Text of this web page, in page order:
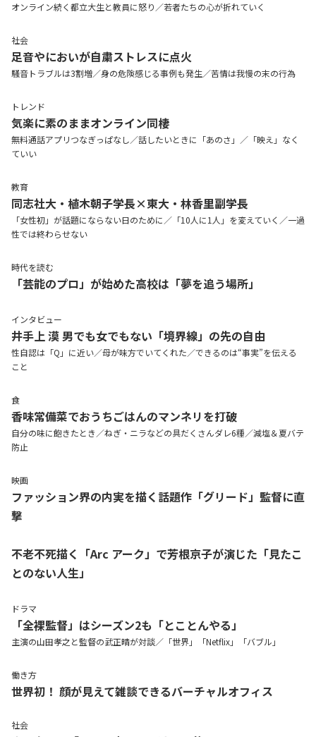
オンライン続く都立大生と教員に怒り／若者たちの心が折れていく
社会
足音やにおいが自粛ストレスに点火
騒音トラブルは3割増／身の危険感じる事例も発生／苦情は我慢の末の行為
トレンド
気楽に素のままオンライン同棲
無料通話アプリつなぎっぱなし／話したいときに「あのさ」／「映え」なく
ていい
教育
同志社大・植木朝子学長×東大・林香里副学長
「女性初」が話題にならない日のために／「10人に1人」を変えていく／一過
性では終わらせない
時代を読む
「芸能のプロ」が始めた高校は「夢を追う場所」
インタビュー
井手上 漠男でも女でもない「境界線」の先の自由
性自認は「Q」に近い／母が味方でいてくれた／できるのは“事実”を伝える
こと
食
香味常備菜でおうちごはんのマンネリを打破
自分の味に飽きたとき／ねぎ・ニラなどの具だくさんダレ6種／減塩＆夏バテ
防止
映画
ファッション界の内実を描く話題作「グリード」監督に直
撃
不老不死描く「Arc アーク」で芳根京子が演じた「見たこ
とのない人生」
ドラマ
「全裸監督」はシーズン2も「とことんやる」
主演の山田孝之と監督の武正晴が対談／「世界」「Netflix」「バブル」
働き方
世界初！ 顔が見えて雑談できるバーチャルオフィス
社会